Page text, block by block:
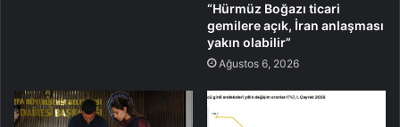
“Hürmüz Boğazı ticari
gemilere açık, İran anlaşması
yakın olabilir”
Ağustos 6, 2026